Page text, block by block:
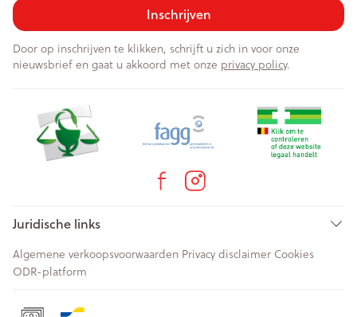
Inschrijven
Door op inschrijven te klikken, schrijft u zich in voor onze
nieuwsbrief en gaat u akkoord met onze privacy policy.
Juridische links
Algemene verkoopsvoorwaarden Privacy disclaimer Cookies
ODR-platform